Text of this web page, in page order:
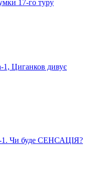
1/ РЕАКЦІЯ
17-го туру
Циганков дивує